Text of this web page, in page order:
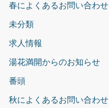
春によくあるお問い合わせ
未分類
求人情報
湯花満開からのお知らせ
番頭
秋によくあるお問い合わせ